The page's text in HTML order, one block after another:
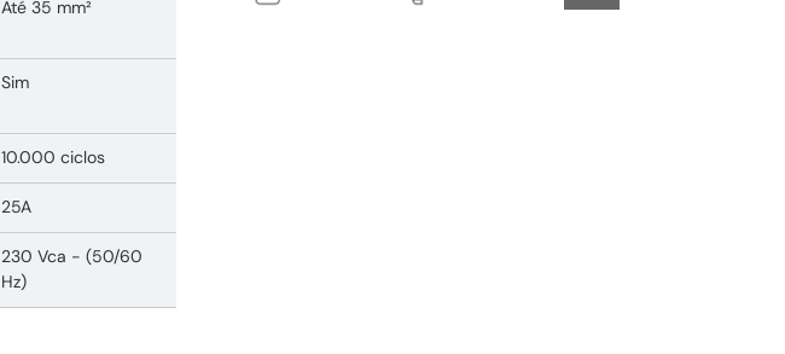
Até 35 mm²
Sim
10.000 ciclos
25A
230 Vca - (50/60
Hz)